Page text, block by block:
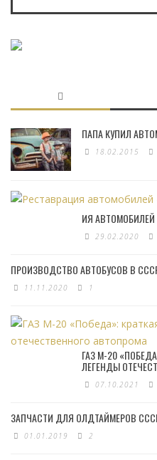
ПАПА КУПИЛ
18.02.2015
ИЯ
29.02.2020
ПРОИЗВОДСТВО АВТОБУСОВ В
11.11.2020 1
ГАЗ М-20
ЛЕГЕНДЫ
07.10.2021
ЗАПЧАСТИ ДЛЯ ОЛДТАЙМЕРОВ
01.01.2019 2